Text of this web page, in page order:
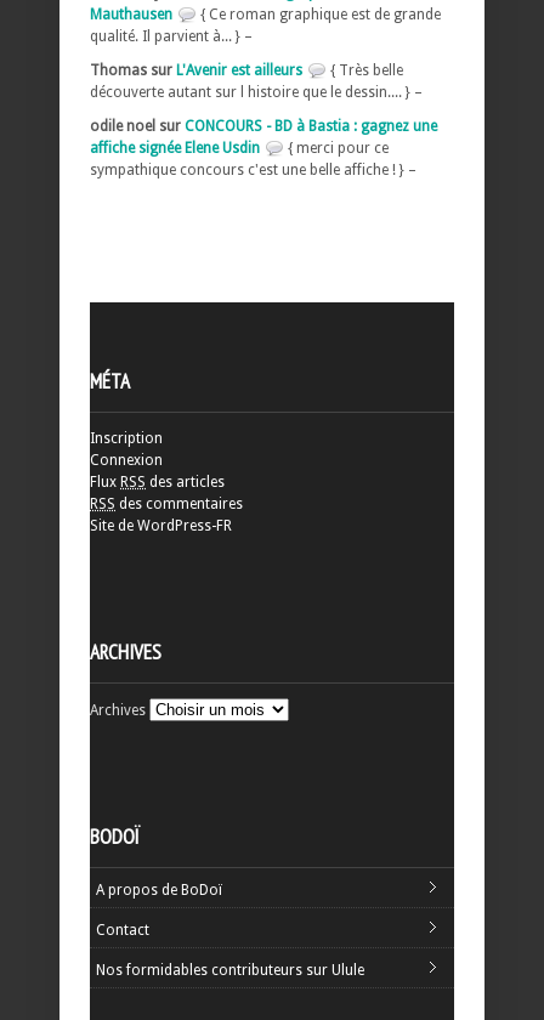
Mauthausen
{ Ce roman graphique est de grande
qualité. Il parvient à... } –
Thomas sur L'Avenir est ailleurs
{ Très belle
découverte autant sur l histoire que le dessin.... } –
odile noel sur CONCOURS - BD à Bastia : gagnez une
affiche signée Elene Usdin
{ merci pour ce
sympathique concours c'est une belle affiche ! } –
MÉTA
Inscription
Connexion
Flux RSS des articles
RSS des commentaires
Site de WordPress-FR
ARCHIVES
Archives
BODOÏ
A propos de BoDoï
Contact
Nos formidables contributeurs sur Ulule